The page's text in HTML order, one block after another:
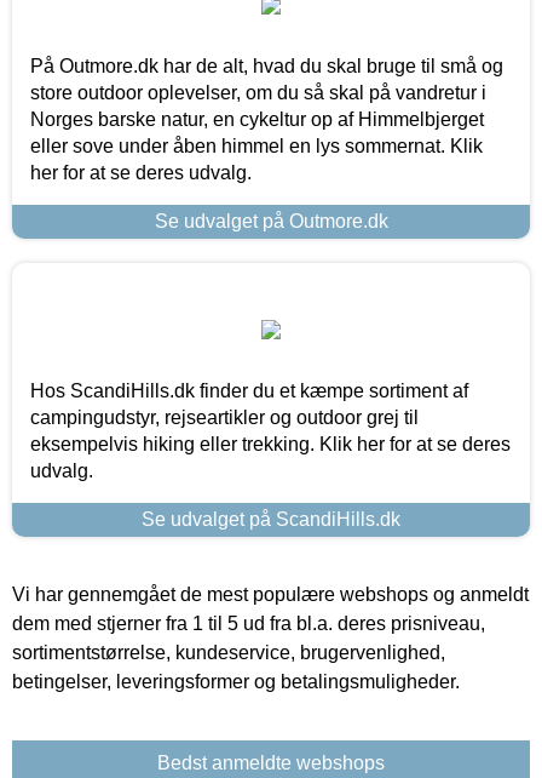
På Outmore.dk har de alt, hvad du skal bruge til små og
store outdoor oplevelser, om du så skal på vandretur i
Norges barske natur, en cykeltur op af Himmelbjerget
eller sove under åben himmel en lys sommernat. Klik
her for at se deres udvalg.
Se udvalget på Outmore.dk
Hos ScandiHills.dk finder du et kæmpe sortiment af
campingudstyr, rejseartikler og outdoor grej til
eksempelvis hiking eller trekking. Klik her for at se deres
udvalg.
Se udvalget på ScandiHills.dk
Vi har gennemgået de mest populære webshops og anmeldt
dem med stjerner fra 1 til 5 ud fra bl.a. deres prisniveau,
sortimentstørrelse, kundeservice, brugervenlighed,
betingelser, leveringsformer og betalingsmuligheder.
Bedst anmeldte webshops